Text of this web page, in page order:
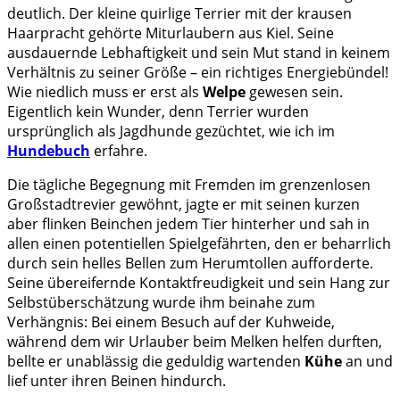
deutlich. Der kleine quirlige Terrier mit der krausen
Haarpracht gehörte Miturlaubern aus Kiel. Seine
ausdauernde Lebhaftigkeit und sein Mut stand in keinem
Verhältnis zu seiner Größe – ein richtiges Energiebündel!
Wie niedlich muss er erst als Welpegewesen sein.
Eigentlich kein Wunder, denn Terrier wurden
ursprünglich als Jagdhunde gezüchtet, wie ich im
Hundebuch erfahre.
Die tägliche Begegnung mit Fremden im grenzenlosen
Großstadtrevier gewöhnt, jagte er mit seinen kurzen
aber flinken Beinchen jedem Tier hinterher und sah in
allen einen potentiellen Spielgefährten, den er beharrlich
durch sein helles Bellen zum Herumtollen aufforderte.
Seine übereifernde Kontaktfreudigkeit und sein Hang zur
Selbstüberschätzung wurde ihm beinahe zum
Verhängnis: Bei einem Besuch auf der Kuhweide,
während dem wir Urlauber beim Melken helfen durften,
bellte er unablässig die geduldig wartenden Kühean und
lief unter ihren Beinen hindurch.